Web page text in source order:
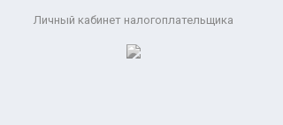
Личный кабинет налогоплательщика